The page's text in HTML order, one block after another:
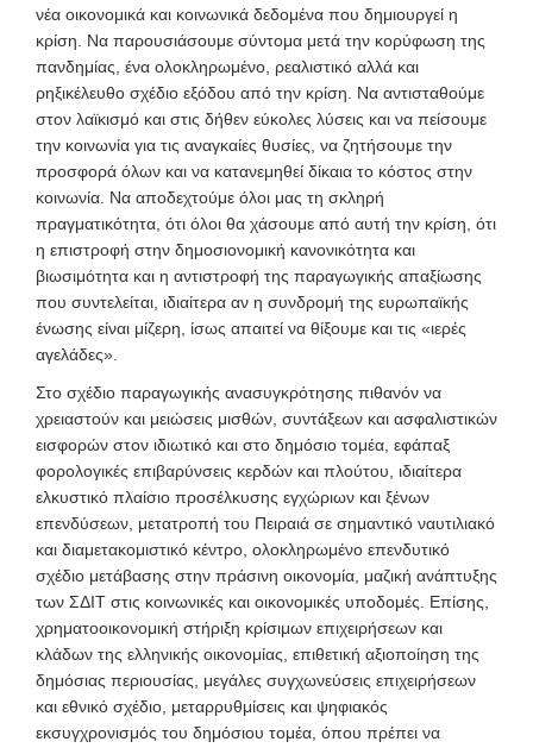
νέα οικονομικά και κοινωνικά δεδομένα που δημιουργεί η
κρίση. Να παρουσιάσουμε σύντομα μετά την κορύφωση της
πανδημίας, ένα ολοκληρωμένο, ρεαλιστικό αλλά και
ρηξικέλευθο σχέδιο εξόδου από την κρίση. Να αντισταθούμε
στον λαϊκισμό και στις δήθεν εύκολες λύσεις και να πείσουμε
την κοινωνία για τις αναγκαίες θυσίες, να ζητήσουμε την
προσφορά όλων και να κατανεμηθεί δίκαια το κόστος στην
κοινωνία. Να αποδεχτούμε όλοι μας τη σκληρή
πραγματικότητα, ότι όλοι θα χάσουμε από αυτή την κρίση, ότι
η επιστροφή στην δημοσιονομική κανονικότητα και
βιωσιμότητα και η αντιστροφή της παραγωγικής απαξίωσης
που συντελείται, ιδιαίτερα αν η συνδρομή της ευρωπαϊκής
ένωσης είναι μίζερη, ίσως απαιτεί να θίξουμε και τις «ιερές
αγελάδες».
Στο σχέδιο παραγωγικής ανασυγκρότησης πιθανόν να
χρειαστούν και μειώσεις μισθών, συντάξεων και ασφαλιστικών
εισφορών στον ιδιωτικό και στο δημόσιο τομέα, εφάπαξ
φορολογικές επιβαρύνσεις κερδών και πλούτου, ιδιαίτερα
ελκυστικό πλαίσιο προσέλκυσης εγχώριων και ξένων
επενδύσεων, μετατροπή του Πειραιά σε σημαντικό ναυτιλιακό
και διαμετακομιστικό κέντρο, ολοκληρωμένο επενδυτικό
σχέδιο μετάβασης στην πράσινη οικονομία, μαζική ανάπτυξης
των ΣΔΙΤ στις κοινωνικές και οικονομικές υποδομές. Επίσης,
χρηματοοικονομική στήριξη κρίσιμων επιχειρήσεων και
κλάδων της ελληνικής οικονομίας, επιθετική αξιοποίηση της
δημόσιας περιουσίας, μεγάλες συγχωνεύσεις επιχειρήσεων
και εθνικό σχέδιο, μεταρρυθμίσεις και ψηφιακός
εκσυγχρονισμός του δημόσιου τομέα, όπου πρέπει να